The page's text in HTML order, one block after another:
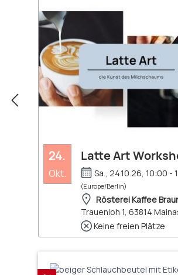
24.
Okt.
Latte Art
Sa., 24.10.26, 10:00 -
(Europe/Berlin)
Rösterei Kaffee
Trauenloh 1, 63814
Keine freien Plätze